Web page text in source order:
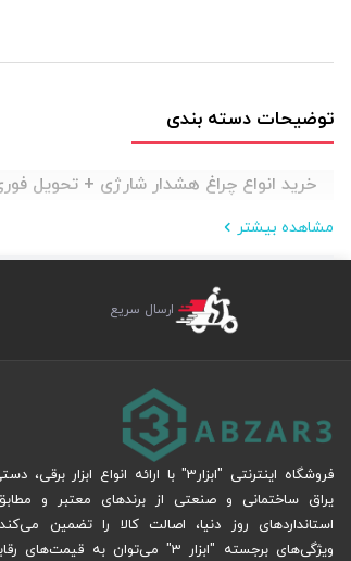
توضیحات دسته بندی
خرید انواع چراغ هشدار شارژی + تحویل
مشاهده بیشتر
ارسال سریع
فروشگاه اینترنتی "ابزار3" با ارائه انواع ابزار
یراق ساختمانی و صنعتی از برندهای معتبر و
استانداردهای روز دنیا، اصالت کالا را تضمین
ویژگی‌های برجسته "ابزار 3" می‌توان به قیمت‌های